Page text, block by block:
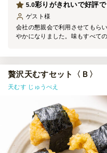
彩りがきれいで好評で
5.0
ゲスト 様
会社の懇親会で利用させてもら
やかになりました。味もすべて
贅沢天むすセット〈Ｂ〉
天むす じゅうべえ